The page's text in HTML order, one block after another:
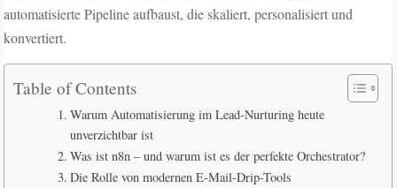
automatisierte Pipeline aufbaust, die skaliert, personalisiert und
konvertiert.
Table of Contents
Warum Automatisierung im Lead-Nurturing heute
unverzichtbar ist
Was ist n8n – und warum ist es der perfekte Orchestrator?
Die Rolle von modernen E-Mail-Drip-Tools